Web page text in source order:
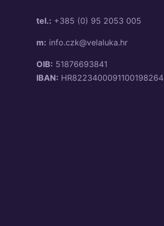
tel.: +385 (0) 95 2053 005
m: info.czk@velaluka.hr
OIB: 51876693841
IBAN: HR8223400091100198264